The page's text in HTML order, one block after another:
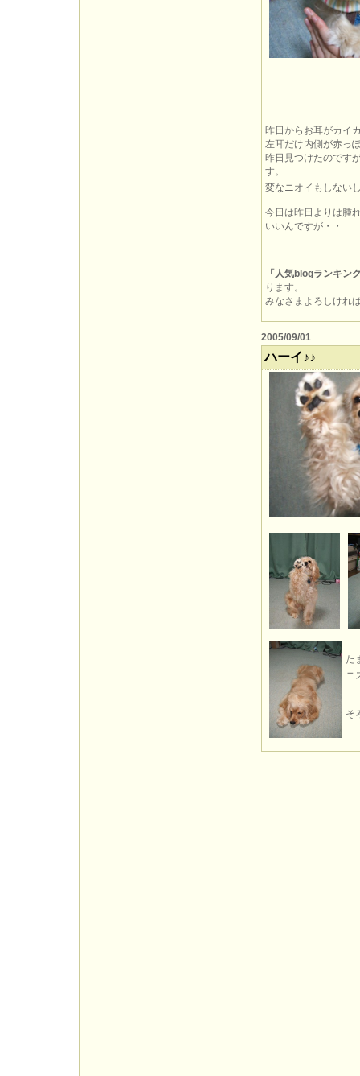
昨日からお耳がカイ
左耳だけ内側が赤っ
昨日見つけたのです
す。
変なニオイもしない
今日は昨日よりは腫
いいんですが・・
「人気blogランキン
ります。
みなさまよろしけれ
2005/09/01
ハーイ♪♪
た
ニ
そ